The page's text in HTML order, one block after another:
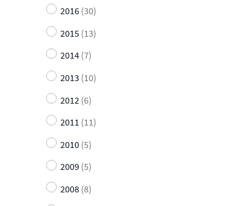
2016 (30)
2015 (13)
2014 (7)
2013 (10)
2012 (6)
2011 (11)
2010 (5)
2009 (5)
2008 (8)